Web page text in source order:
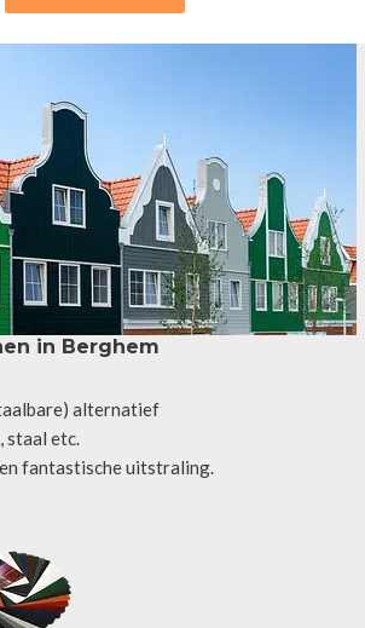
in Berghem
alternatief
staal etc.
fantastische uitstraling.